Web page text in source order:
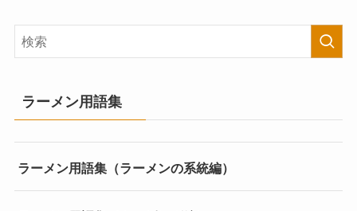
ラーメン用語集
ラーメン用語集（ラーメンの系統編）